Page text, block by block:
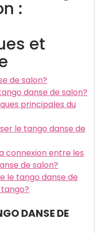
:
et
de salon?
danse de salon?
principales du
le tango danse de
connexion entre les
de salon?
le tango danse de
DANSE DE